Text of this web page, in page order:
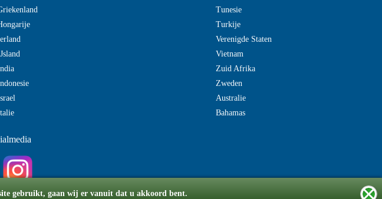
gebruikt, gaan wij er vanuit dat u akkoord bent.
Tunesie
Turkije
Verenigde Staten
Vietnam
Zuid Afrika
Zweden
Australie
Bahamas